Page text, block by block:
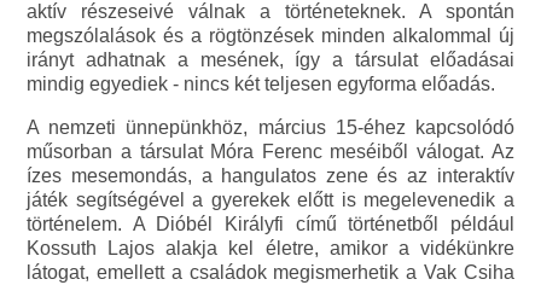
aktív részeseivé válnak a történeteknek. A spontán
megszólalások és a rögtönzések minden alkalommal új
irányt adhatnak a mesének, így a társulat előadásai
mindig egyediek - nincs két teljesen egyforma előadás.
A nemzeti ünnepünkhöz, március 15-éhez kapcsolódó
műsorban a társulat Móra Ferenc meséiből válogat. Az
ízes mesemondás, a hangulatos zene és az interaktív
játék segítségével a gyerekek előtt is megelevenedik a
történelem. A Dióbél Királyfi című történetből például
Kossuth Lajos alakja kel életre, amikor a vidékünkre
látogat, emellett a családok megismerhetik a Vak Csiha